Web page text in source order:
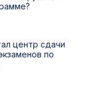
центр сдачи
по